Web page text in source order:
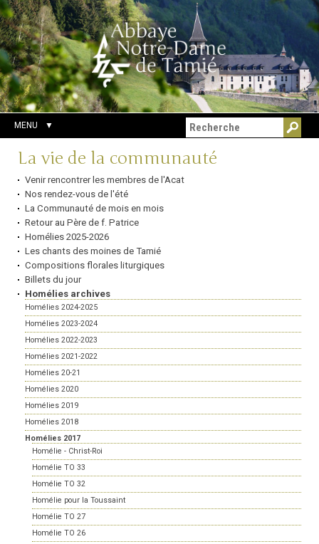
Aller
au
contenu.
|
Aller
à
la
navigation
Outils
personnels
Chercher par
Recherche
avancée…
MENU
Navigation
La vie de la communauté
Venir rencontrer les membres de l'Acat
Nos rendez-vous de l'été
La Communauté de mois en mois
Retour au Père de f. Patrice
Homélies 2025-2026
Les chants des moines de Tamié
Compositions florales liturgiques
Billets du jour
Homélies archives
Homélies 2024-2025
Homélies 2023-2024
Homélies 2022-2023
Homélies 2021-2022
Homélies 20-21
Homélies 2020
Homélies 2019
Homélies 2018
Homélies 2017
Homélie - Christ-Roi
Homélie TO 33
Homélie TO 32
Homélie pour la Toussaint
Homélie TO 27
Homélie TO 26